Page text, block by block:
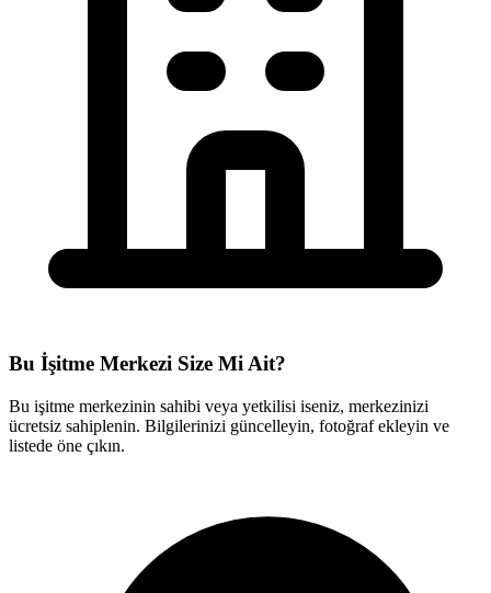
Bu İşitme Merkezi Size Mi Ait?
Bu işitme merkezinin sahibi veya yetkilisi iseniz, merkezinizi
ücretsiz sahiplenin. Bilgilerinizi güncelleyin, fotoğraf ekleyin ve
listede öne çıkın.